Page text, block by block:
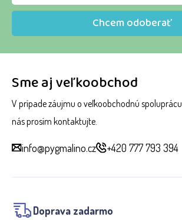
Sme aj veľkoobchod
V prípade záujmu o veľkoobchodnú spoluprácu
nás prosím kontaktujte.
info@pygmalino.cz +420 777 793 394
Doprava zadarmo
Chcem odoberať